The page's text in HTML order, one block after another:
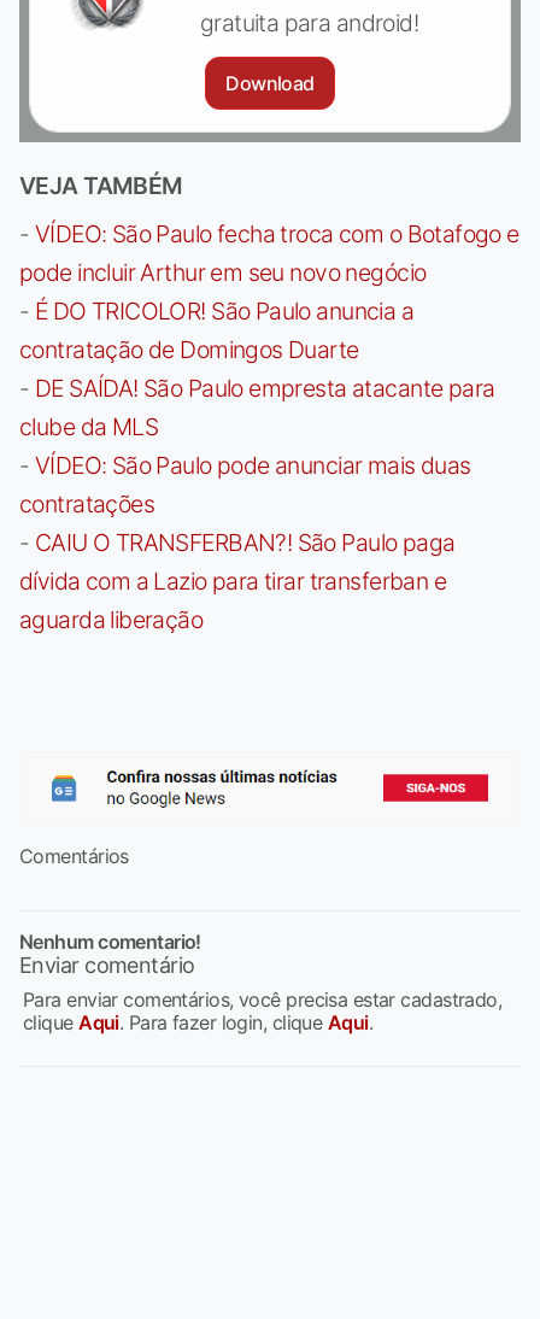
gratuita para android!
Download
VEJA TAMBÉM
- VÍDEO: São Paulo fecha troca com o Botafogo e
pode incluir Arthur em seu novo negócio
- É DO TRICOLOR! São Paulo anuncia a
contratação de Domingos Duarte
- DE SAÍDA! São Paulo empresta atacante para
clube da MLS
- VÍDEO: São Paulo pode anunciar mais duas
contratações
- CAIU O TRANSFERBAN?! São Paulo paga
dívida com a Lazio para tirar transferban e
aguarda liberação
Comentários
Nenhum comentario!
Enviar comentário
Para enviar comentários, você precisa estar cadastrado,
cliqueAqui. Para fazer login, clique Aqui.